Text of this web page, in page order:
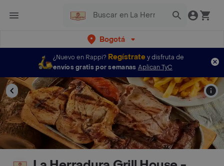
Bogotá
¿Nuevo en Rappi? Regístratey disfruta de
envíos gratis por semanas Aplican TyC